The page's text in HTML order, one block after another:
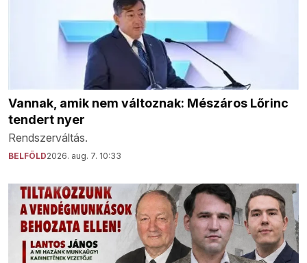
Vannak, amik nem változnak: Mészáros Lőrinc
tendert nyer
Rendszerváltás.
BELFÖLD2026. aug. 7. 10:33